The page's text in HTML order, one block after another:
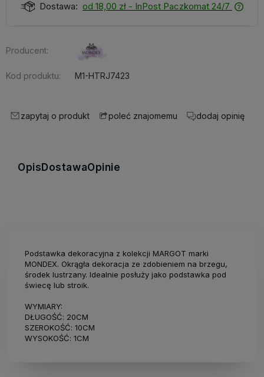
Dostawa: od 18,00 zł - InPost Paczkomat 24/7
Producent:
Kod produktu: M1-HTRJ7423
zapytaj o produkt poleć znajomemu dodaj opinię
OpisDostawaOpinie
Podstawka dekoracyjna z kolekcji MARGOT marki
MONDEX. Okrągła dekoracja ze zdobieniem na brzegu,
środek lustrzany. Idealnie posłuży jako podstawka pod
świecę lub stroik.
WYMIARY:
DŁUGOŚĆ: 20CM
SZEROKOŚĆ: 10CM
WYSOKOŚĆ: 1CM